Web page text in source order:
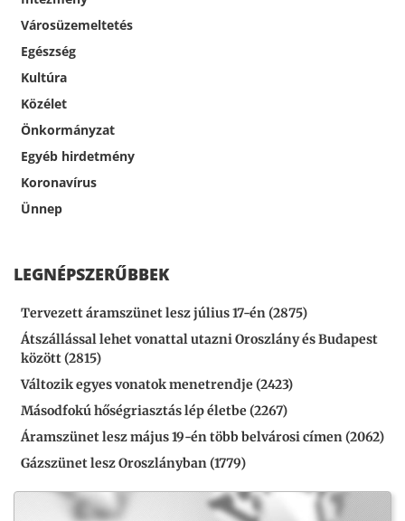
Városüzemeltetés
Egészség
Kultúra
Közélet
Önkormányzat
Egyéb hirdetmény
Koronavírus
Ünnep
LEGNÉPSZERŰBBEK
Tervezett áramszünet lesz július 17-én (2875)
Átszállással lehet vonattal utazni Oroszlány és Budapest
között (2815)
Változik egyes vonatok menetrendje (2423)
Másodfokú hőségriasztás lép életbe (2267)
Áramszünet lesz május 19-én több belvárosi címen (2062)
Gázszünet lesz Oroszlányban (1779)